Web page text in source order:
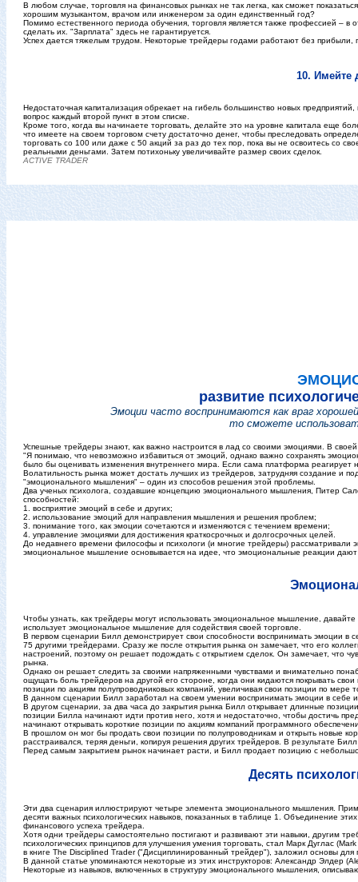
В любом случае, торговля на финансовых рынках не так легка, как сможет
хорошим музыкантом, врачом или инженером за один единственный год?
Помимо естественного периода обучения, торговля является также профессией –
сделать их. "Зарплата" здесь не гарантируется.
Успех дается тяжелым трудом. Некоторые трейдеры годами работают без прибыли,
10. Имейте
Недостаточная капитализация обрекает на гибель большинство новых
вопрос каждый второй пункт в этом списке.
Кроме того, когда вы начинаете торговать, делайте это на уровне капитала еще
что имеете на своем торговом счету достаточно денег, чтобы преследовать
торговать со 100 или даже с 50 акций за раз до тех пор, пока вы не освоитесь со
реальными деньгами. Затем потихоньку увеличивайте размер своих сделок.
ACTIVE TRADER
развитие
Эмоции часто воспринимаются как враг
то сможете
Успешные трейдеры знают, как важно настроится в лад со своими эмоциями. В
"Я понимаю, что невозможно избавиться от эмоций, однако важно сохранять
было бы оценивать изменения внутреннего мира. Если сама платформа
Волатильность рынка может достать лучших из трейдеров, затрудняя создание и
"эмоционального мышления" – один из способов решения этой проблемы.
Два ученых психолога, создавшие концепцию эмоционального мышления, Питер
способностей:
1. восприятие эмоций в себе и других;
2. использование эмоций для направления мышления и решения проблем;
3. понимание того, как эмоции сочетаются и изменяются с течением времени;
4. управление эмоциями для достижения краткосрочных и долгосрочных целей.
До недавнего времени философы и психологи (и многие трейдеры)
эмоциональное мышление основывается на идее, что эмоциональные реакции
Чтобы узнать, как трейдеры могут использовать эмоциональное мышление,
использует эмоциональное мышление для содействия своей торговле.
В первом сценарии Билл демонстрирует свои способности воспринимать эмоции
75 другими трейдерами. Сразу же после открытия рынка он замечает, что его
настроений, поэтому он решает подождать с открытием сделок. Он замечает, что
рынка.
Однако он решает следить за своими напряженными чувствами и внимательно
ощущать боль трейдеров на другой его стороне, когда они кидаются покрывать
позиции по акциям полупроводниковых компаний, увеличивая свои позиции по
В данном сценарии Билл заработал на своем умении воспринимать эмоции в себе
В другом сценарии, за два часа до закрытия рынка Билл открывает длинные
позиции Билла начинают идти против него, хотя и недостаточно, чтобы достичь
начинают открывать короткие позиции по акциям компаний программного
В прошлом он мог бы продать свои позиции по полупроводникам и открыть новые
расстраивался, теряя деньги, копируя решения других трейдеров. В результате
Перед самым закрытием рынок начинает расти, и Билл продает позицию с
Десять
Эти два сценария иллюстрируют четыре элемента эмоционального мышления.
десяти важных психологических навыков, показанных в таблице 1. Объединение
финансового успеха трейдера.
Хотя одни трейдеры самостоятельно постигают и развивают эти навыки, другим
психологических принципов для улучшения умения торговать, стал Марк Дуглас
в книге The Disciplined Trader ("Дисциплинированный трейдер"), заложил основы для
В данной статье упоминаются некоторые из этих инструкторов: Александр Элдер
Некоторые из навыков, включенных в структуру эмоционального мышления,